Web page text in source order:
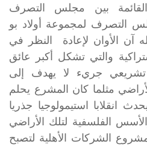
القائمة بين مجلس التصرف
التصرف لمجموعة أولاد بو
آن الأوان لإعادة النظر في
والتي تشكل أكبر عائق
تشريعي جريء لا يهدف إلى
مثلما كان المشرع يحلم
انقلابا استيمولوجيا جذريا
الفلسفية لتلك الأراضي
الشركات الأهلية لتصبح